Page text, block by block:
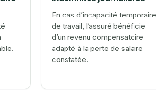
En cas d’incapacité temporaire
de travail, l’assuré bénéficie
d’un revenu compensatoire
adapté à la perte de salaire
constatée.